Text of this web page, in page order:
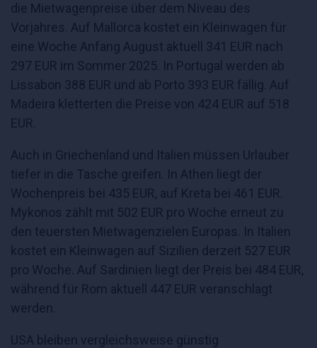
die Mietwagenpreise über dem Niveau des
Vorjahres. Auf Mallorca kostet ein Kleinwagen für
eine Woche Anfang August aktuell 341 EUR nach
297 EUR im Sommer 2025. In Portugal werden ab
Lissabon 388 EUR und ab Porto 393 EUR fällig. Auf
Madeira kletterten die Preise von 424 EUR auf 518
EUR.
Auch in Griechenland und Italien müssen Urlauber
tiefer in die Tasche greifen. In Athen liegt der
Wochenpreis bei 435 EUR, auf Kreta bei 461 EUR.
Mykonos zählt mit 502 EUR pro Woche erneut zu
den teuersten Mietwagenzielen Europas. In Italien
kostet ein Kleinwagen auf Sizilien derzeit 527 EUR
pro Woche. Auf Sardinien liegt der Preis bei 484 EUR,
während für Rom aktuell 447 EUR veranschlagt
werden.
USA bleiben vergleichsweise günstig